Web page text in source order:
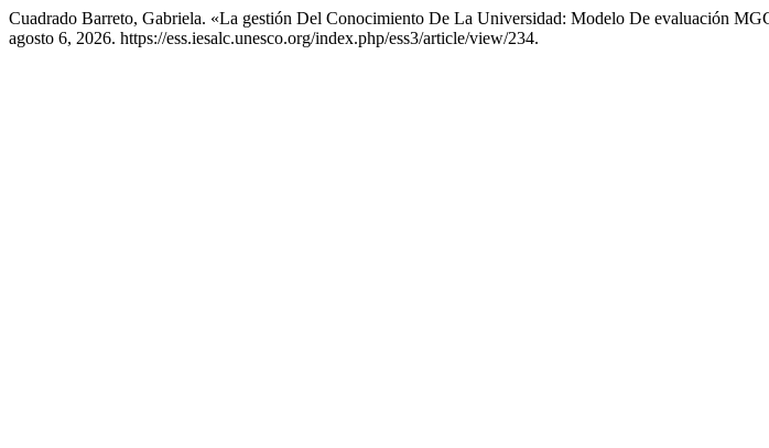
Cuadrado Barreto, Gabriela. «La gestión Del Conocimiento De La Universidad: Modelo De evaluación
agosto 6, 2026. https://ess.iesalc.unesco.org/index.php/ess3/article/view/234.